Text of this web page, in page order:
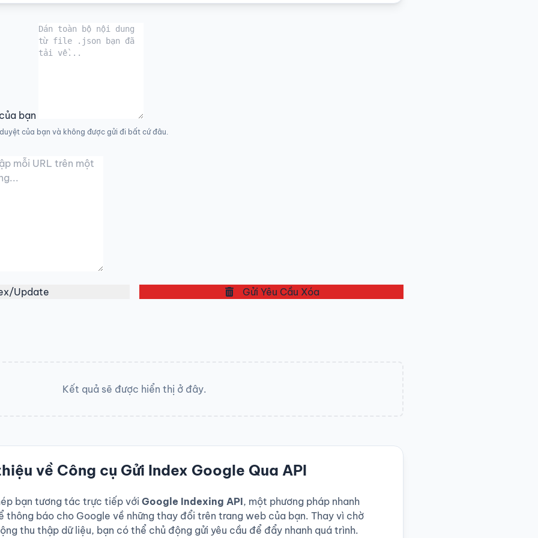
bạn
của bạn và không được gửi đi bất cứ đâu.
Update Gửi Yêu Cầu Xóa
Kết quả sẽ được hiển thị ở đây.
về Công cụ Gửi Index Google Qua API
bạn tương tác trực tiếp với Google Indexing API, một phương pháp nhanh
thông báo cho Google về những thay đổi trên trang web của bạn. Thay vì chờ
thu thập dữ liệu, bạn có thể chủ động gửi yêu cầu để đẩy nhanh quá trình.